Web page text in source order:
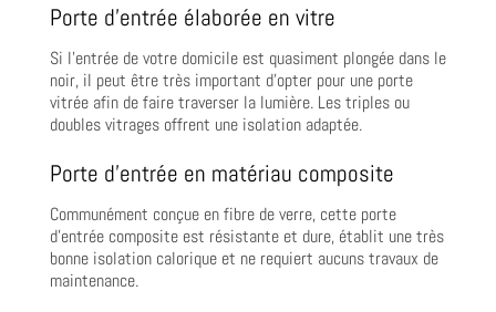
Porte d’entrée élaborée en vitre
Si l’entrée de votre domicile est quasiment plongée dans le
noir, il peut être très important d’opter pour une porte
vitrée afin de faire traverser la lumière. Les triples ou
doubles vitrages offrent une isolation adaptée.
Porte d’entrée en matériau composite
Communément conçue en fibre de verre, cette porte
d’entrée composite est résistante et dure, établit une très
bonne isolation calorique et ne requiert aucuns travaux de
maintenance.